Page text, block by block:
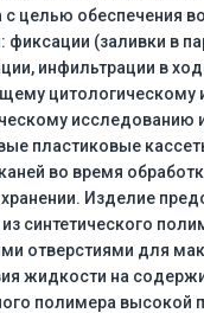
с целью обеспечения
фиксации (заливки в
инфильтрации в
цитологическому
исследованию
пластиковые
во время
Изделие
из синтетического
отверстиями для
жидкости на
полимера высокой